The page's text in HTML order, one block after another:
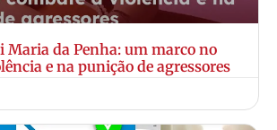
Maria da Penha: um marco no
e na punição de agressores